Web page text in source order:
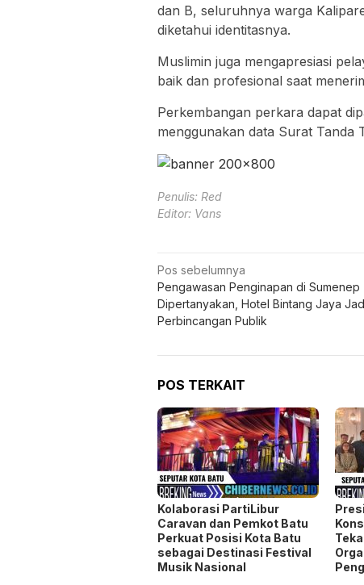
dan B, seluruhnya warga
diketahui identitasnya.
Muslimin juga mengapresiasi
baik dan profesional saat
Perkembangan perkara dapat
menggunakan data Surat Tanda
Penulis: Red
Editor: Vans
Navigasi
pos
Pos sebelumnya
Pengawasan Penginapan di Sumenep
Dipertanyakan, Hotel Bintang Jaya
Perbincangan Publik
POS TERKAIT
Kolaborasi PartiLibur
Caravan dan Pemkot Batu
Perkuat Posisi Kota Batu
sebagai Destinasi Festival
Musik Nasional